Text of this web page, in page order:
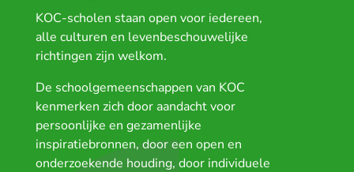
KOC-scholen staan open voor iedereen,
alle culturen en levenbeschouwelijke
richtingen zijn welkom.
De schoolgemeenschappen van KOC
kenmerken zich door aandacht voor
persoonlijke en gezamenlijke
inspiratiebronnen, door een open en
onderzoekende houding, door individuele